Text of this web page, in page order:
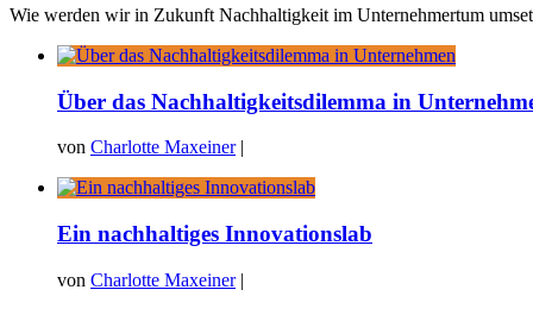
Wie werden wir in Zukunft Nachhaltigkeit im Unternehmertum
Über das Nachhaltigkeitsdilemma in
von Charlotte Maxeiner|
Ein nachhaltiges Innovationslab
von Charlotte Maxeiner|